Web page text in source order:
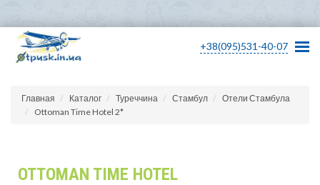
+38(095)531-40-07
Главная Каталог Туреччина Стамбул
Отели Стамбула
Ottoman Time Hotel 2*
OTTOMAN TIME HOTEL